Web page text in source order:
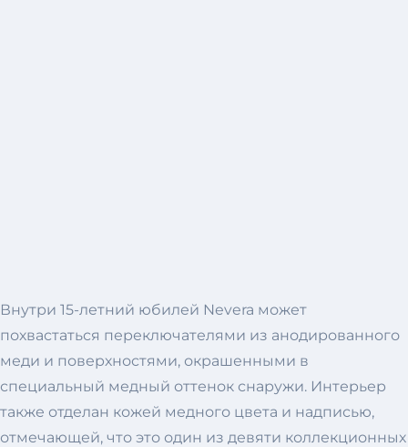
Внутри 15-летний юбилей Nevera может
похвастаться переключателями из анодированного
меди и поверхностями, окрашенными в
специальный медный оттенок снаружи. Интерьер
также отделан кожей медного цвета и надписью,
отмечающей, что это один из девяти коллекционных